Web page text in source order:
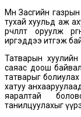
Мөн Засгийн газрын
тухай хуульд аж
өөрчлөлт оруулж
иргэддээ итгэж
Татварын хуулийн
саяас доош байвал
татварыг
хатуу
яаралтай
танилцуулахыг